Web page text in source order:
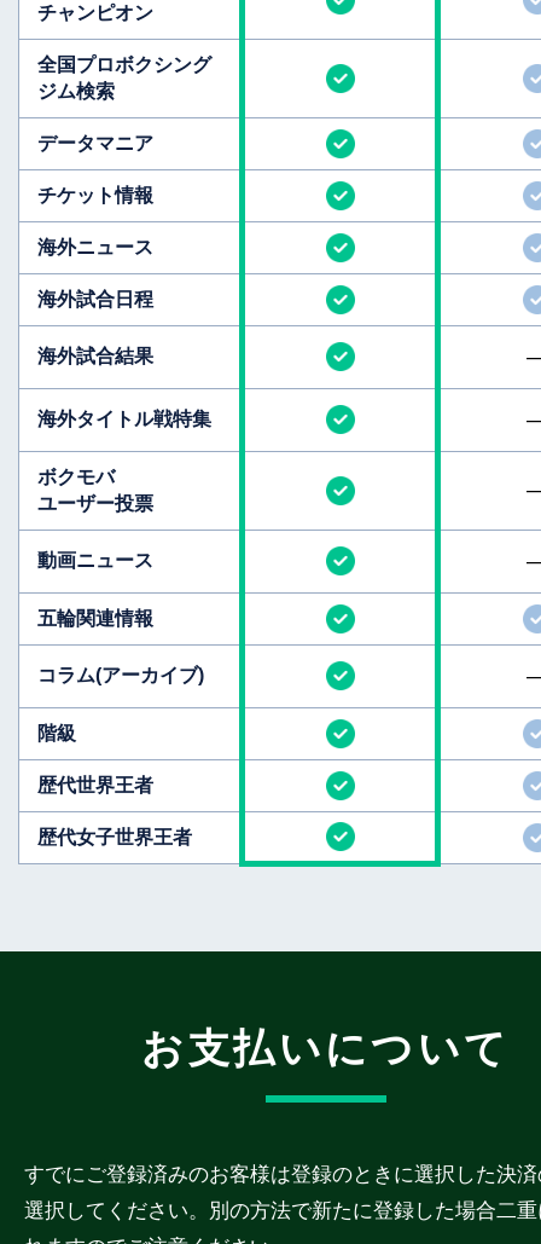
チャンピオン
全国プロボクシング
ジム検索
データマニア
チケット情報
海外ニュース
海外試合日程
海外試合結果
海外タイトル戦特集
ボクモバ
ユーザー投票
動画ニュース
五輪関連情報
コラム(アーカイブ)
階級
歴代世界王者
歴代女子世界王者
お支払いについて
すでにご登録済みのお客様は登録のときに選択した決
選択してください。別の方法で新たに登録した場合二